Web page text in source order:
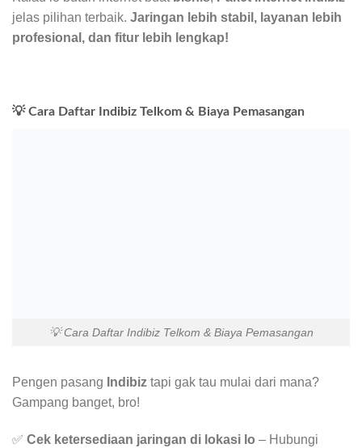
jelas pilihan terbaik. Jaringan lebih stabil, layanan lebih
profesional, dan fitur lebih lengkap!
💡 Cara Daftar Indibiz Telkom & Biaya Pemasangan
💡 Cara Daftar Indibiz Telkom & Biaya Pemasangan
Pengen pasang Indibiz tapi gak tau mulai dari mana?
Gampang banget, bro!
✅ Cek ketersediaan jaringan di lokasi lo – Hubungi